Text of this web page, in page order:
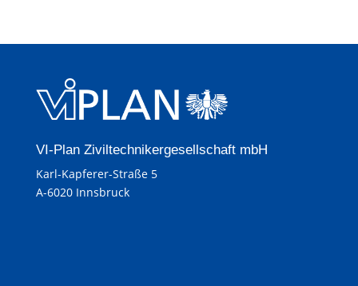
VI-Plan Ziviltechnikergesellschaft mbH
Karl-Kapferer-Straße 5
A-6020 Innsbruck